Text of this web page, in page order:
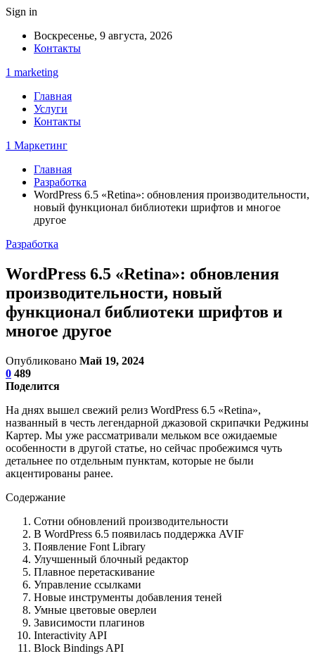
Sign in
Воскресенье, 9 августа, 2026
Контакты
1 marketing
Главная
Услуги
Контакты
1 Маркетинг
Главная
Разработка
WordPress 6.5 «Retina»: обновления производительности,
новый функционал библиотеки шрифтов и многое
другое
Разработка
WordPress 6.5 «Retina»: обновления
производительности, новый
функционал библиотеки шрифтов и
многое другое
Опубликовано Май 19, 2024
0 489
Поделится
На днях вышел свежий релиз WordPress 6.5 «Retina»,
названный в честь легендарной джазовой скрипачки Реджины
Картер. Мы уже рассматривали мельком все ожидаемые
особенности в другой статье, но сейчас пробежимся чуть
детальнее по отдельным пунктам, которые не были
акцентированы ранее.
Содержание
Сотни обновлений производительности
В WordPress 6.5 появилась поддержка AVIF
Появление Font Library
Улучшенный блочный редактор
Плавное перетаскивание
Управление ссылками
Новые инструменты добавления теней
Умные цветовые оверлеи
Зависимости плагинов
Interactivity API
Block Bindings API